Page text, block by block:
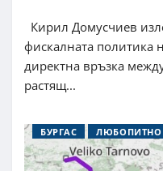
Кирил Домусчиев
фискалната политика
директна връзка
растящ...
БУРГАС ЛЮБОПИТНО